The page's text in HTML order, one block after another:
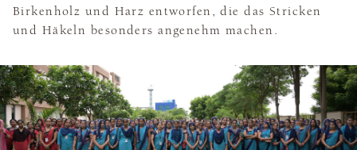
Birkenholz und Harz entworfen, die das Stricken
und Häkeln besonders angenehm machen.